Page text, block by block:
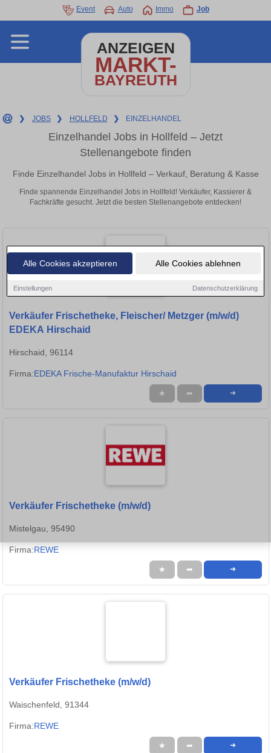
Alle Cookies akzeptieren Alle Cookies ablehnen
Einstellungen Datenschutzerklärung
Event Auto Immo Job
ANZEIGEN
MARKT-
BAYREUTH
❯ JOBS ❯ HOLLFELD ❯ EINZELHANDEL
Einzelhandel Jobs in Hollfeld – Jetzt
Stellenangebote finden
Finde Einzelhandel Jobs in Hollfeld – Verkauf, Beratung & Kasse
Finde spannende Einzelhandel Jobs in Hollfeld! Verkäufer, Kassierer &
Fachkräfte gesucht. Jetzt die besten Stellenangebote entdecken!
Verkäufer Frischetheke, Fleischer/ Metzger (m/w/d)
EDEKA Hirschaid
Hirschaid, 96114
Firma:EDEKA Frische-Manufaktur Hirschaid
★ ➦ ➜
Verkäufer Frischetheke (m/w/d)
Mistelgau, 95490
Firma:REWE
★ ➦ ➜
Verkäufer Frischetheke (m/w/d)
Waischenfeld, 91344
Firma:REWE
★ ➦ ➜